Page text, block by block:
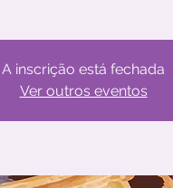
A inscrição está fechada
Ver outros eventos